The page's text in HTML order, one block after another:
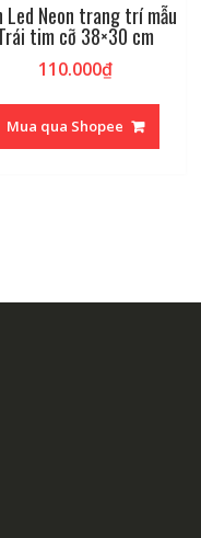
Led Neon trang trí mẫu
tim cỡ 38×30 cm
110.000₫
Mua qua Shopee